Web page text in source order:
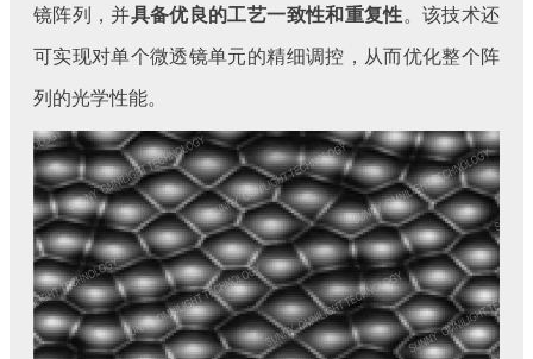
镜阵列，并具备优良的工艺一致性和重复性。该技术还
可实现对单个微透镜单元的精细调控，从而优化整个阵
列的光学性能。